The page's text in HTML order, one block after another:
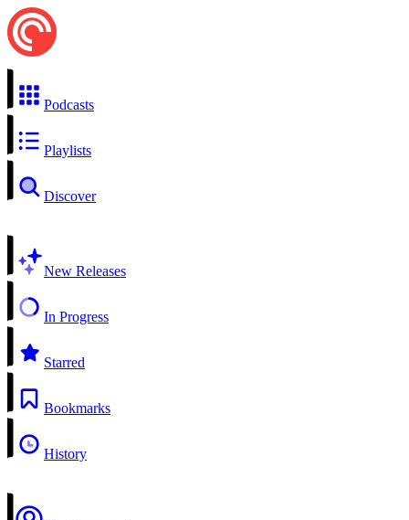
Podcasts
Playlists
Discover
New Releases
In Progress
Starred
Bookmarks
History